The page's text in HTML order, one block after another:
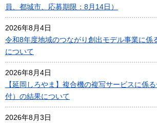
員、都城市、応募期限：8月14日）
2026年8月4日
令和8年度地域のつながり創出モデル事業に係
について
2026年8月4日
【延岡しろやま】複合機の複写サービスに係
付）の結果について
2026年8月3日